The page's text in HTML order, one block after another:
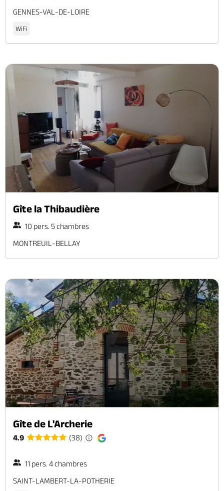
GENNES-VAL-DE-LOIRE
WiFi
Gîte la Thibaudière
10 pers. 5 chambres
MONTREUIL-BELLAY
Gîte de L'Archerie
4.9 (38)
11 pers. 4 chambres
SAINT-LAMBERT-LA-POTHERIE